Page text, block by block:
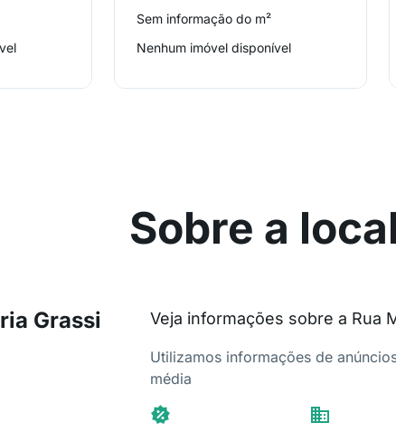
Sem informação do m²
Nenhum imóvel disponível
Sobre a
Grassi
Veja informações sobre a Rua
Utilizamos informações de
média